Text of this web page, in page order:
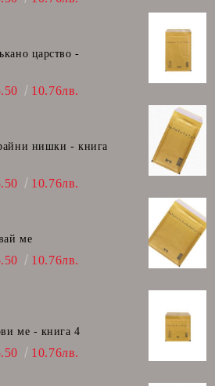
оцетяване
глина
училищна
царство -
10.76лв.
нишки - книга
10.76лв.
ме
10.76лв.
ме - книга 4
10.76лв.